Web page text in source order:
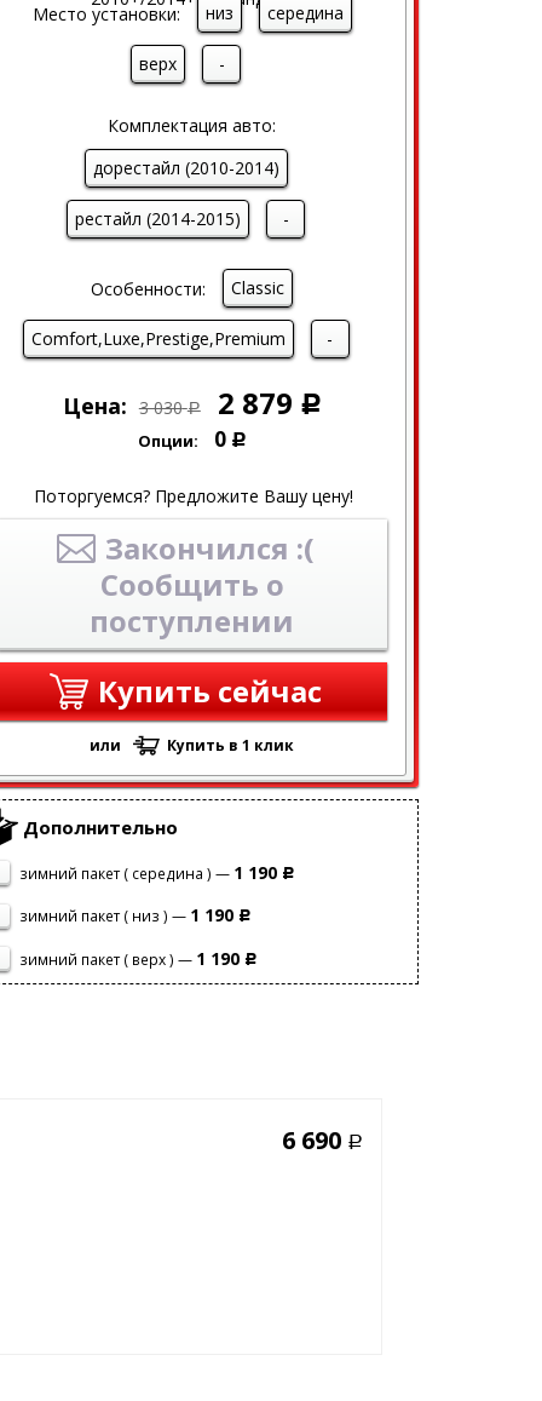
Место установки: низ середина
верх -
Комплектация авто:
дорестайл (2010-2014)
рестайл (2014-2015) -
Особенности: Classic
Comfort,Luxe,Prestige,Premium -
Цена: 3 030 Р 2 879 Р
Опции: 0 Р
Поторгуемся? Предложите Вашу цену!
Закончился :(
Сообщить о
поступлении
Купить сейчас
или Купить в 1 клик
Дополнительно
зимний пакет ( середина ) — 1 190 Р
зимний пакет ( низ ) — 1 190 Р
зимний пакет ( верх ) — 1 190 Р
6 690 Р